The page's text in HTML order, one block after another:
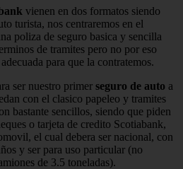
vienen en dos formatos siendo
turista, nos centraremos en el
poliza de seguro basica y sencilla
de tramites pero no por eso
para que la contratemos.
ser nuestro primer seguro de auto a
con el clasico papeleo y tramites
bastante sencillos, siendo que piden
o tarjeta de credito Scotiabank,
el cual debera ser nacional, con
y ser para uso particular (no
de 3.5 toneladas).